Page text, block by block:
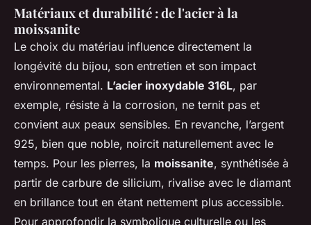
Matériaux et durabilité : de l'acier à la
moissanite
Le choix du matériau influence directement la
longévité du bijou, son entretien et son impact
environnemental. L’acier inoxydable 316L, par
exemple, résiste à la corrosion, ne ternit pas et
convient aux peaux sensibles. En revanche, l’argent
925, bien que noble, noircit naturellement avec le
temps. Pour les pierres, la moissanite, synthétisée à
partir de carbure de silicium, rivalise avec le diamant
en brillance tout en étant nettement plus accessible.
Pour approfondir la symbolique culturelle ou les